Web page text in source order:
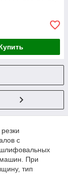
с
При
тип